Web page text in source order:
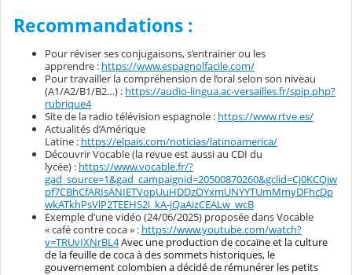
Recommandations :
Pour réviser ses conjugaisons, s’entrainer ou les
apprendre : https://www.espagnolfacile.com/
Pour travailler la compréhension de l’oral selon son niveau
(A1/A2/B1/B2…) : https://audio-lingua.ac-versailles.fr/spip.php?
rubrique4
Site de la radio télévision espagnole : https://www.rtve.es/
Actualités d’Amérique
Latine : https://elpais.com/noticias/latinoamerica/
Découvrir Vocable (la revue est aussi au CDI du
lycée) : https://www.vocable.fr/?
gad_source=1&gad_campaignid=20500870260&gclid=Cj0KCQjw
pf7CBhCfARIsANIETVopUuHDDzOYxmUNYYTUmMmyDFhcDp
wkATkhPsVlP2TEEHS2i_kA-jQaAizCEALw_wcB
Exemple d’une vidéo (24/06/2025) proposée dans Vocable
« café contre coca » : https://www.youtube.com/watch?
v=TRUvIXNrBL4Avec une production de cocaïne et la culture
de la feuille de coca à des sommets historiques, le
gouvernement colombien a décidé de rémunérer les petits